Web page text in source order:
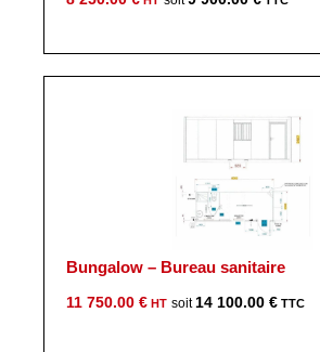
Bungalow – Bureau sanitaire
11 750.00 € 14 100.00 €